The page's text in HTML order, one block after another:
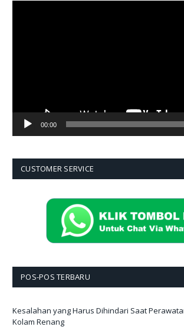
00:00
CUSTOMER SERVICE
POS-POS TERBARU
Kesalahan yang Harus Dihindari Saat
Kolam Renang